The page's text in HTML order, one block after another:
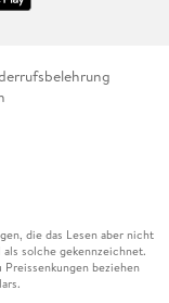
die das Lesen aber nicht
solche gekennzeichnet.
beziehen